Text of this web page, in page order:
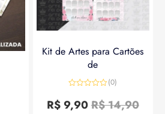
Kit de Artes para Cartões
de
0
de
(0)
R$14,90
R$9,90